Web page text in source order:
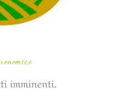
imminenti.